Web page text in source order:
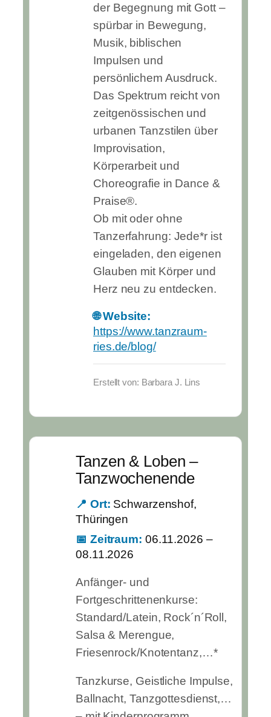
der Begegnung mit Gott –
spürbar in Bewegung,
Musik, biblischen
Impulsen und
persönlichem Ausdruck.
Das Spektrum reicht von
zeitgenössischen und
urbanen Tanzstilen über
Improvisation,
Körperarbeit und
Choreografie in Dance &
Praise®.
Ob mit oder ohne
Tanzerfahrung: Jede*r ist
eingeladen, den eigenen
Glauben mit Körper und
Herz neu zu entdecken.
🌐 Website:
https://www.tanzraum-
ries.de/blog/
Erstellt von: Barbara J. Lins
Tanzen & Loben –
Tanzwochenende
📍 Ort: Schwarzenshof,
Thüringen
📅 Zeitraum: 06.11.2026 –
08.11.2026
Anfänger- und
Fortgeschrittenenkurse:
Standard/Latein, Rock´n´Roll,
Salsa & Merengue,
Friesenrock/Knotentanz,…*
Tanzkurse, Geistliche Impulse,
Ballnacht, Tanzgottesdienst,…